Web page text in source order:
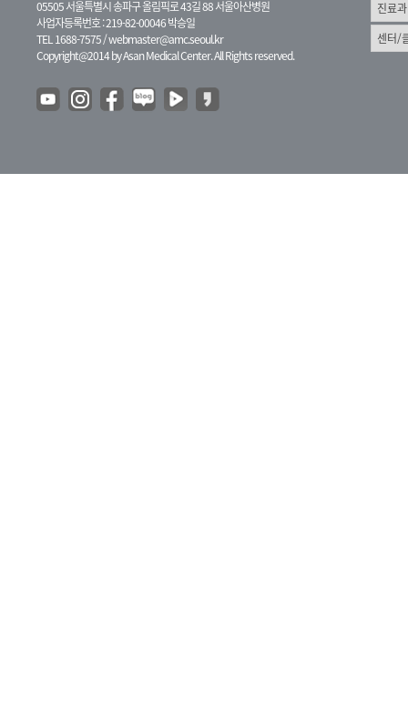
05505 서울특별시 송파구 올림픽로 43길 88 서울아산병원
사업자등록번호 : 219-82-00046 박승일
TEL 1688-7575 /webmaster@amc.seoul.kr
Copyright@2014 by Asan Medical Center. All Rights reserved.